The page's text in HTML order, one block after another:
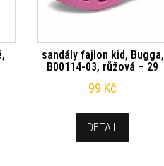
sandály fajlon kid, Bugga,
B00114-03, růžová – 29
99 Kč
DETAIL